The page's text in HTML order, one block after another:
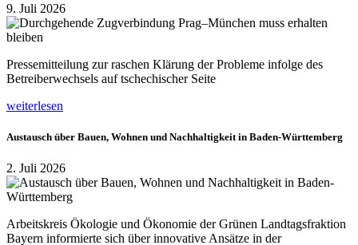
9. Juli 2026
Pressemitteilung zur raschen Klärung der Probleme infolge des
Betreiberwechsels auf tschechischer Seite
weiterlesen
Austausch über Bauen, Wohnen und Nachhaltigkeit in Baden-Württemberg
2. Juli 2026
Arbeitskreis Ökologie und Ökonomie der Grünen Landtagsfraktion
Bayern informierte sich über innovative Ansätze in der